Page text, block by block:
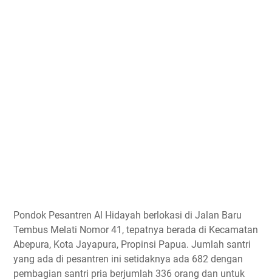
Pondok Pesantren Al Hidayah berlokasi di Jalan Baru
Tembus Melati Nomor 41, tepatnya berada di Kecamatan
Abepura, Kota Jayapura, Propinsi Papua. Jumlah santri
yang ada di pesantren ini setidaknya ada 682 dengan
pembagian santri pria berjumlah 336 orang dan untuk